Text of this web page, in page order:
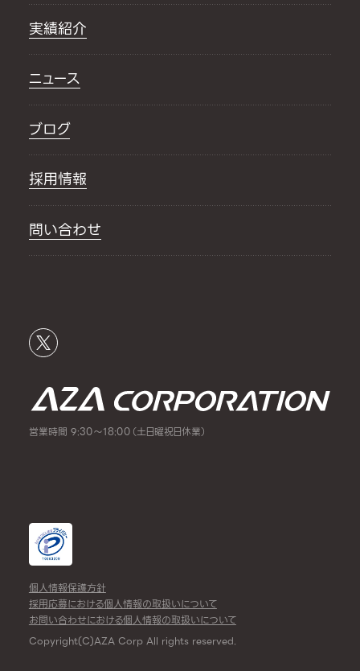
実績紹介
ニュース
ブログ
採用情報
問い合わせ
営業時間 9:30～18:00（土日曜祝日休業）
個人情報保護方針
採用応募における個人情報の取扱いについて
お問い合わせにおける個人情報の取扱いについて
Copyright(C)AZA Corp All rights reserved.